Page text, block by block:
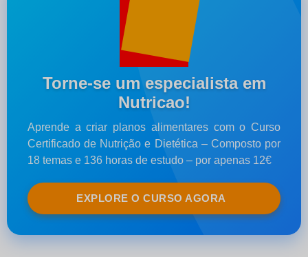
Torne-se um especialista em
Nutricao!
Aprende a criar planos alimentares com o Curso
Certificado de Nutrição e Dietética – Composto por
18 temas e 136 horas de estudo – por apenas 12€
EXPLORE O CURSO AGORA